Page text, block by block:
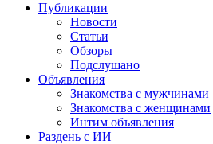
Публикации
Новости
Статьи
Обзоры
Подслушано
Объявления
Знакомства с мужчинами
Знакомства с женщинами
Интим объявления
Раздень с ИИ